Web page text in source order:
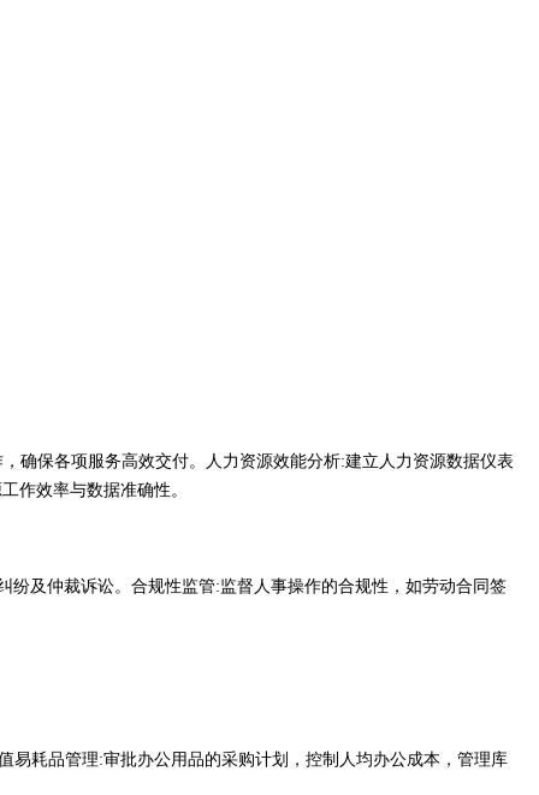
确保各项服务高效交付。人力资源效能分析:建立人力资源数据仪表
作效率与数据准确性。
纷及仲裁诉讼。合规性监管:监督人事操作的合规性，如劳动合同签
耗品管理:审批办公用品的采购计划，控制人均办公成本，管理库